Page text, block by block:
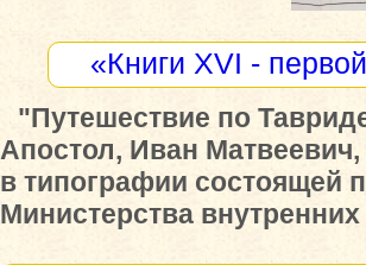
«Книги XVI -
"Путешествие по
Апостол, Иван
в типографии состоящей
Министерства внутренних